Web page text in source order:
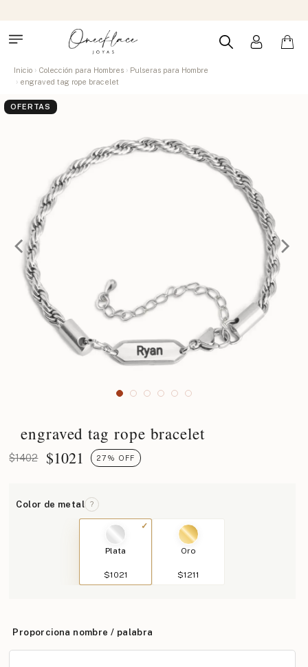
Inicio Colección para Hombres
Pulseras para Hombre
engraved tag rope bracelet
OFERTAS
engraved tag rope bracelet
$1402 $1021 27% OFF
Color de metal ?
Plata
$1021
Oro
$1211
Proporciona nombre / palabra